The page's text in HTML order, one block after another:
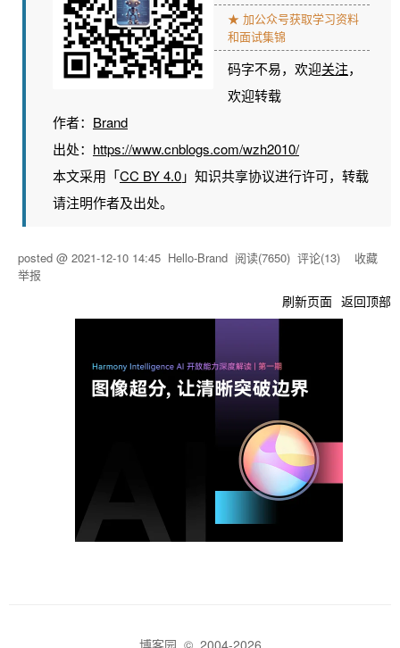
★ 加公众号获取学习资料
和面试集锦
码字不易，欢迎关注，
欢迎转载
作者： Brand
出处： https://www.cnblogs.com/wzh2010/
本文采用「CC BY 4.0」知识共享协议进行许可，转载
请注明作者及出处。
posted @ 2021-12-10 14:45 Hello-Brand 阅读(7650) 评论(13) 收藏
举报
刷新页面 返回顶部
博客园 © 2004-2026